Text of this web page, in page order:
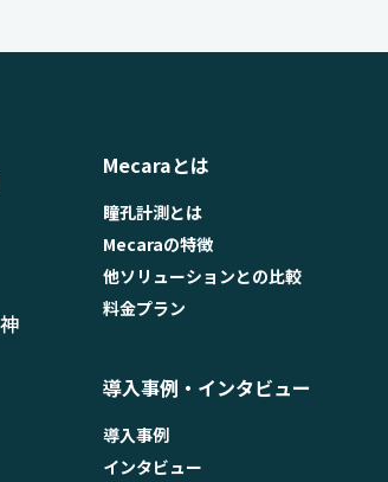
Mecaraとは
瞳孔計測とは
Mecaraの特徴
他ソリューションとの比較
料金プラン
導入事例・インタビュー
導入事例
インタビュー